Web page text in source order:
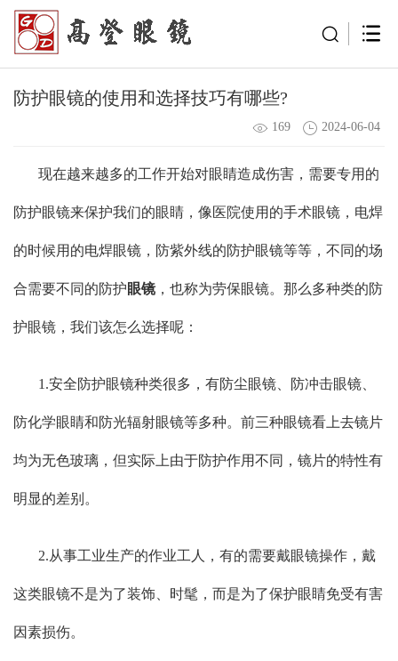
防护眼镜的使用和选择技巧有哪些?
169 2024-06-04
现在越来越多的工作开始对眼睛造成伤害，需要专用的
防护眼镜来保护我们的眼睛，像医院使用的手术眼镜，电焊
的时候用的电焊眼镜，防紫外线的防护眼镜等等，不同的场
合需要不同的防护眼镜 ，也称为劳保眼镜。那么多种类的防
护眼镜，我们该怎么选择呢：
1.安全防护眼镜种类很多，有防尘眼镜、防冲击眼镜、
防化学眼睛和防光辐射眼镜等多种。前三种眼镜看上去镜片
均为无色玻璃，但实际上由于防护作用不同，镜片的特性有
明显的差别。
2.从事工业生产的作业工人，有的需要戴眼镜操作，戴
这类眼镜不是为了装饰、时髦，而是为了保护眼睛免受有害
因素损伤。